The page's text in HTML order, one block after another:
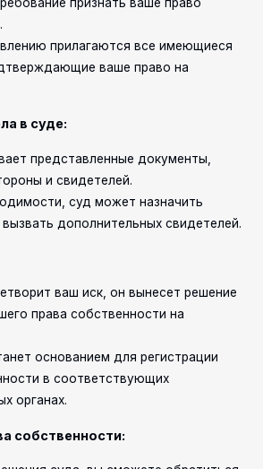
прилагаются все имеющиеся
ваше право на
в суде:
представленные документы,
и свидетелей.
суд может назначить
вызвать дополнительных свидетелей.
ваш иск, он вынесет решение
права собственности на
основанием для регистрации
в соответствующих
органах.
собственности: